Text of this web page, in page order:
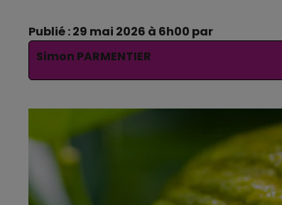
Publié : 29 mai 2026 à 6h00 par
Simon PARMENTIER